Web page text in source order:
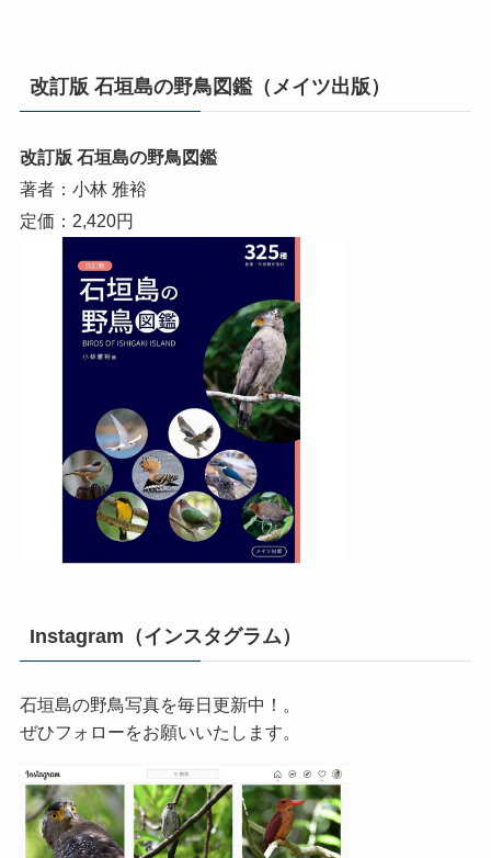
改訂版 石垣島の野鳥図鑑（メイツ出版）
改訂版 石垣島の野鳥図鑑
著者：小林 雅裕
定価：2,420円
Instagram（インスタグラム）
石垣島の野鳥写真を毎日更新中！。
ぜひフォローをお願いいたします。